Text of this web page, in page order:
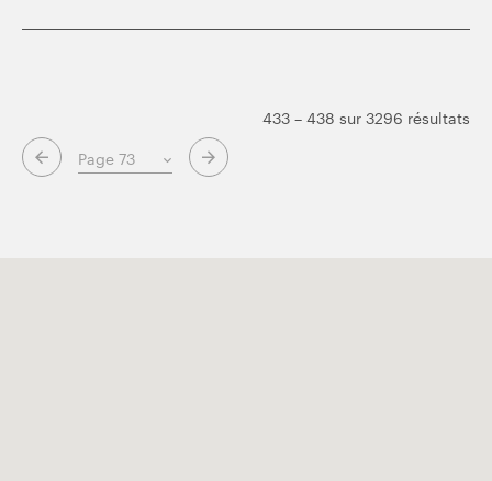
Page suivante
433 – 438 sur 3296 résultats